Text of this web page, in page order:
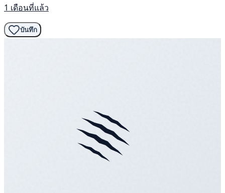
1 เดือนที่แล้ว
บันทึก